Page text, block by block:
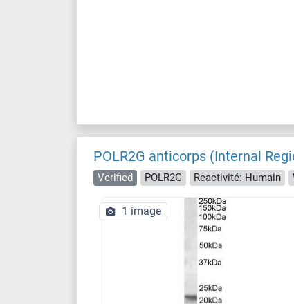
POLR2G anticorps (Internal
Verified POLR2G Reactivité: Humain
1 image